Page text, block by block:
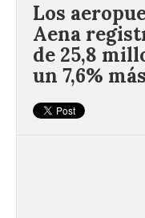
Los
Aena
de 25,8
un 7,6% más